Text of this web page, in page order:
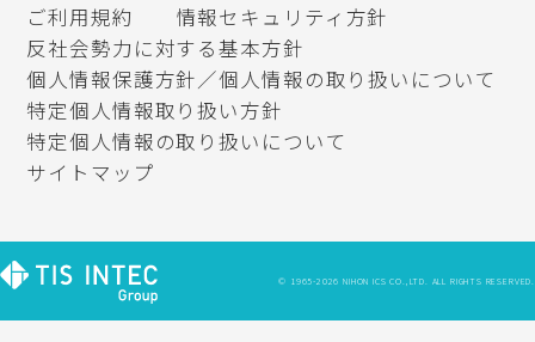
ご利用規約
情報セキュリティ方針
反社会勢力に対する基本方針
個人情報保護方針／個人情報の取り扱いについて
特定個人情報取り扱い方針
特定個人情報の取り扱いについて
サイトマップ
© 1965-2026 NIHON ICS CO.,LTD. ALL RIGHTS RESERVED.